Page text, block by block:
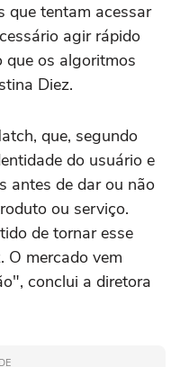
que tentam acessar
agir rápido
que os algoritmos
Diez.
que, segundo
do usuário e
antes de dar ou não
ou serviço.
de tornar esse
O mercado vem
conclui a diretora